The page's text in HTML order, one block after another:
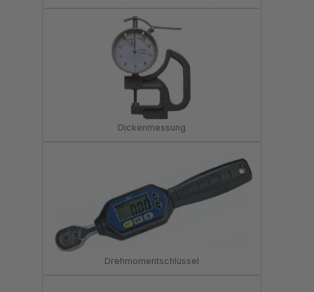
Dickenmessung
Drehmomentschlüssel